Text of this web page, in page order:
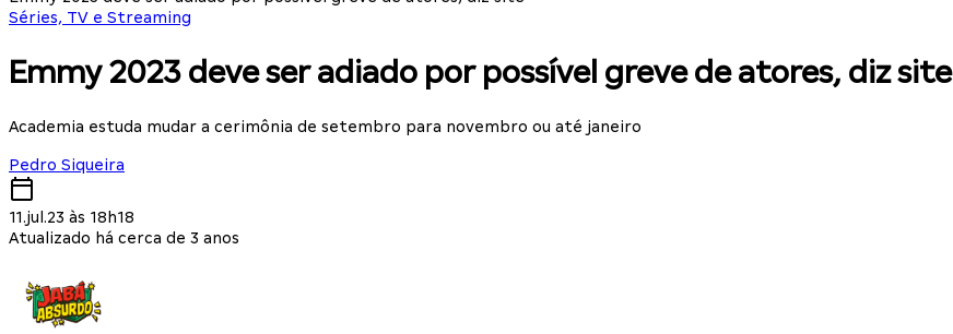
Séries, TV e Streaming
Emmy 2023 deve ser adiado por possível greve de atores, diz site
Academia estuda mudar a cerimônia de setembro para novembro ou até janeiro
Pedro Siqueira
11.jul.23 às 18h18
Atualizado há cerca de 3 anos